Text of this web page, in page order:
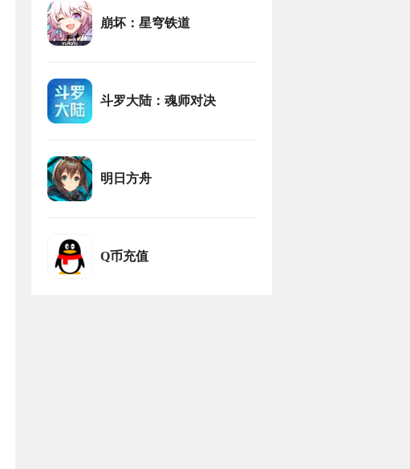
崩坏：星穹铁道
斗罗大陆：魂师对决
明日方舟
Q币充值